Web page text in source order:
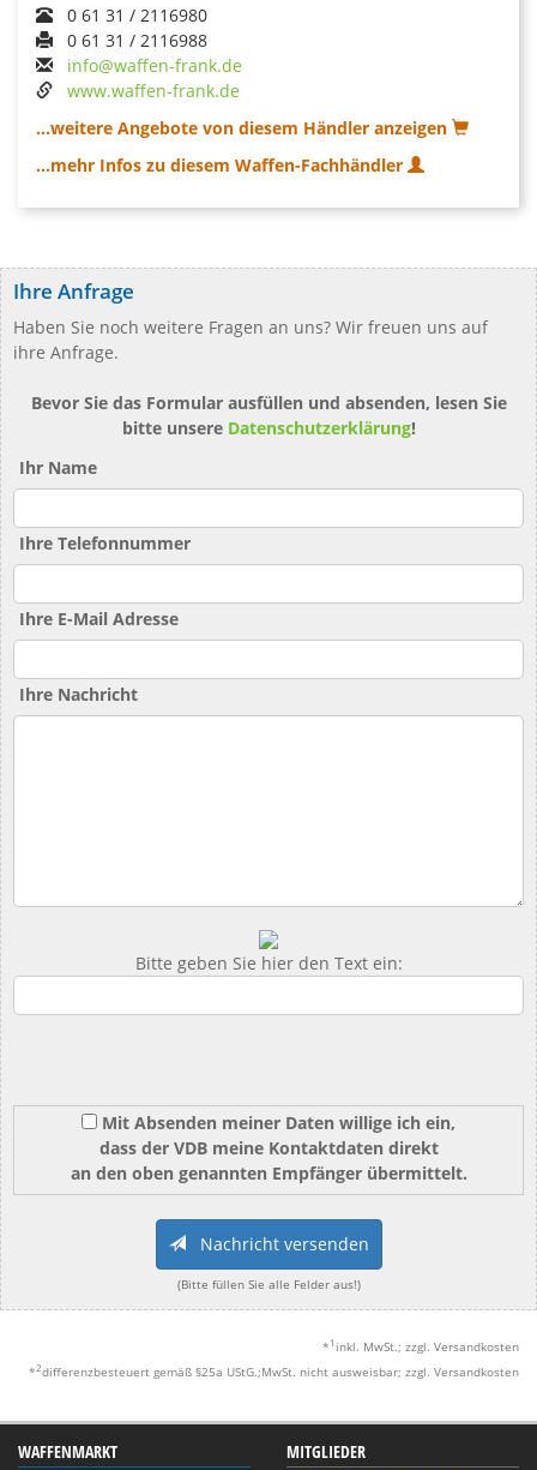
0 61 31 / 2116980
0 61 31 / 2116988
info@waffen-frank.de
www.waffen-frank.de
...weitere Angebote von diesem Händler anzeigen
...mehr Infos zu diesem Waffen-Fachhändler
Ihre Anfrage
Haben Sie noch weitere Fragen an uns? Wir freuen uns auf
ihre Anfrage.
Bevor Sie das Formular ausfüllen und absenden, lesen Sie
bitte unsere Datenschutzerklärung!
Ihr Name
Ihre Telefonnummer
Ihre E-Mail Adresse
Ihre Nachricht
Bitte geben Sie hier den Text ein:
Mit Absenden meiner Daten willige ich ein,
dass der VDB meine Kontaktdaten direkt
an den oben genannten Empfänger übermittelt.
Nachricht versenden
(Bitte füllen Sie alle Felder aus!)
* 1 inkl. MwSt.; zzgl. Versandkosten
*2differenzbesteuert gemäß §25a UStG.;MwSt. nicht ausweisbar; zzgl. Versandkosten
WAFFENMARKT MITGLIEDER